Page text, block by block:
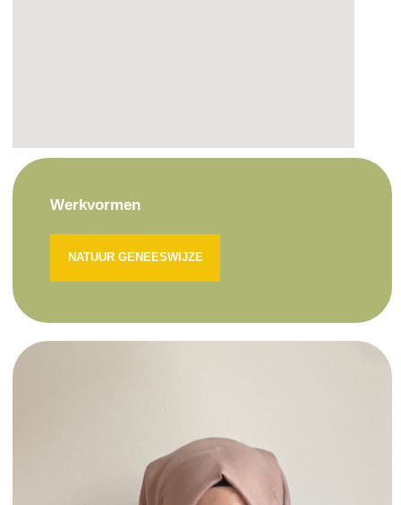
Werkvormen
NATUUR GENEESWIJZE